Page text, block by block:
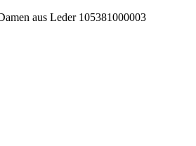
aus Leder 105381000003